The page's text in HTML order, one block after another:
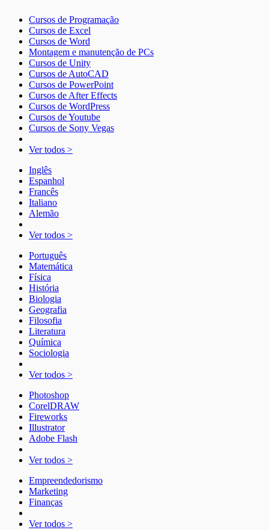
Cursos de Programação
Cursos de Excel
Cursos de Word
Montagem e manutenção de PCs
Cursos de Unity
Cursos de AutoCAD
Cursos de PowerPoint
Cursos de After Effects
Cursos de WordPress
Cursos de Youtube
Cursos de Sony Vegas
Ver todos >
Inglês
Espanhol
Francês
Italiano
Alemão
Ver todos >
Português
Matemática
Física
História
Biologia
Geografia
Filosofia
Literatura
Química
Sociologia
Ver todos >
Photoshop
CorelDRAW
Fireworks
Illustrator
Adobe Flash
Ver todos >
Empreendedorismo
Marketing
Finanças
Ver todos >